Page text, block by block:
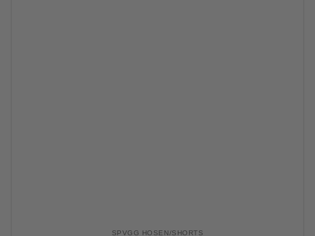
SPVGG HOSEN/SHORTS